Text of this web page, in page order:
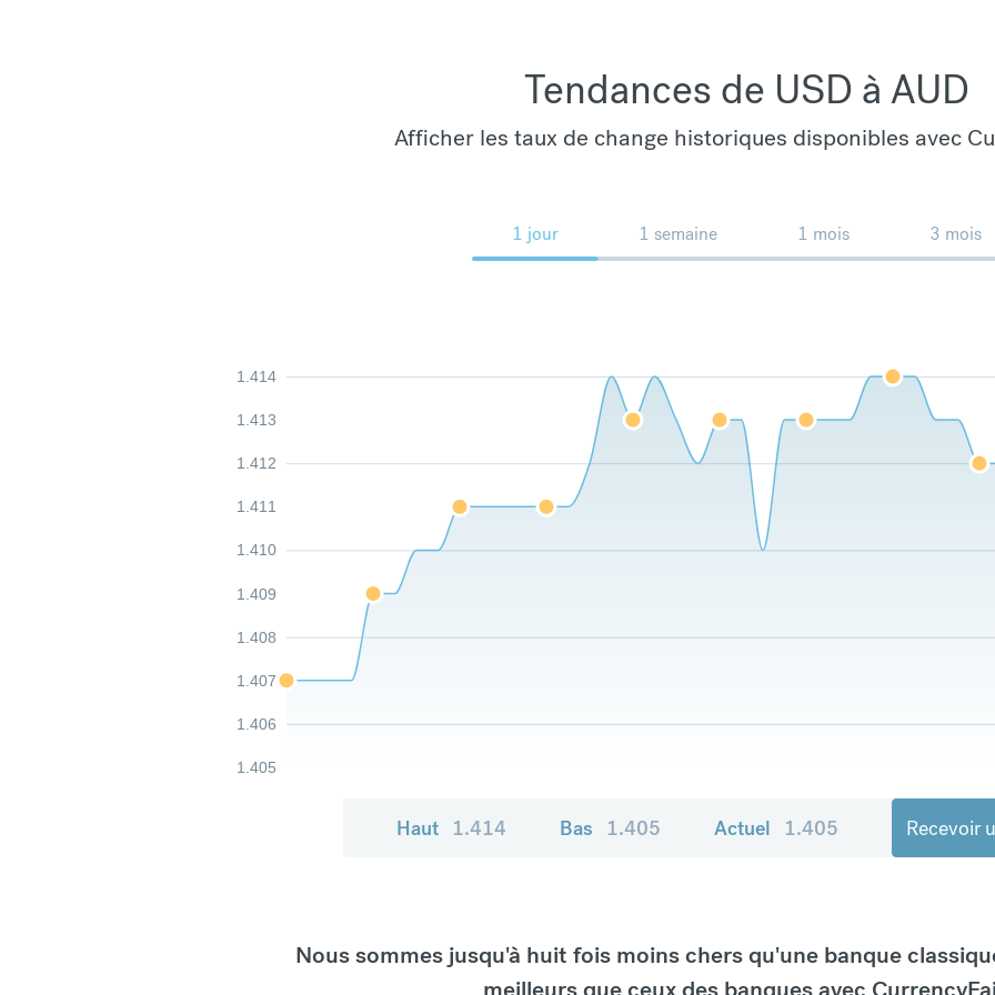
Tendances de USD à AUD
Afficher les taux de change historiques disponibles avec
1 jour 1 semaine 1 mois 3 mois
1.405
1.406
1.407
1.408
1.409
1.410
1.411
1.412
1.413
1.414
Haut 1.414 Bas 1.405 Actuel 1.405 Recevoir
Nous sommes jusqu'à huit fois moins chers qu'une banque
meilleurs que ceux des banques avec